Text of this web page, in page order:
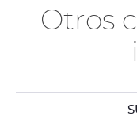
Otros